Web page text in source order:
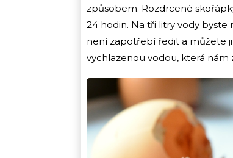
způsobem. Rozdrcené
24 hodin. Na tři litry vody
není zapotřebí ředit a můžete
vychlazenou vodou, která